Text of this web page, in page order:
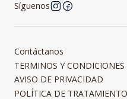
Síguenos
Contáctanos
TERMINOS Y CONDICIONES
AVISO DE PRIVACIDAD
POLÍTICA DE